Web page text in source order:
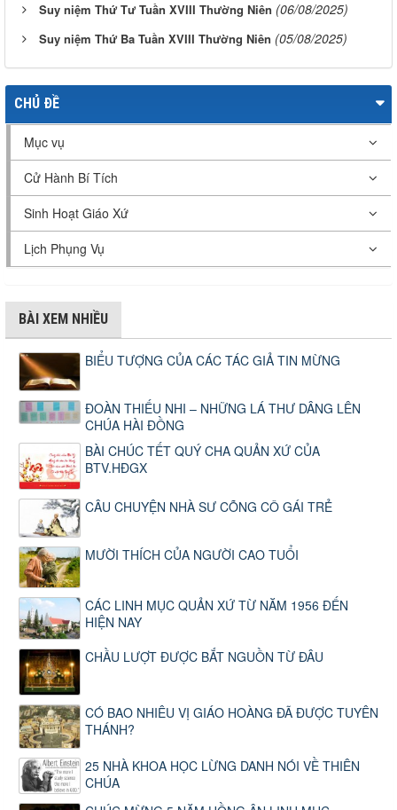
Suy niệm Thứ Tư Tuần XVIII Thường Niên (06/08/2025)
Suy niệm Thứ Ba Tuần XVIII Thường Niên (05/08/2025)
CHỦ ĐỀ
Mục vụ
Cử Hành Bí Tích
Sinh Hoạt Giáo Xứ
Lịch Phụng Vụ
BÀI XEM NHIỀU
BIỂU TƯỢNG CỦA CÁC TÁC GIẢ TIN MỪNG
ĐOÀN THIẾU NHI – NHỮNG LÁ THƯ DÂNG LÊN
CHÚA HÀI ĐỒNG
BÀI CHÚC TẾT QUÝ CHA QUẢN XỨ CỦA
BTV.HĐGX
CÂU CHUYỆN NHÀ SƯ CÕNG CÔ GÁI TRẺ
MƯỜI THÍCH CỦA NGƯỜI CAO TUỔI
CÁC LINH MỤC QUẢN XỨ TỪ NĂM 1956 ĐẾN
HIỆN NAY
CHẦU LƯỢT ĐƯỢC BẮT NGUỒN TỪ ĐÂU
CÓ BAO NHIÊU VỊ GIÁO HOÀNG ĐÃ ĐƯỢC TUYÊN
THÁNH?
25 NHÀ KHOA HỌC LỪNG DANH NÓI VỀ THIÊN
CHÚA